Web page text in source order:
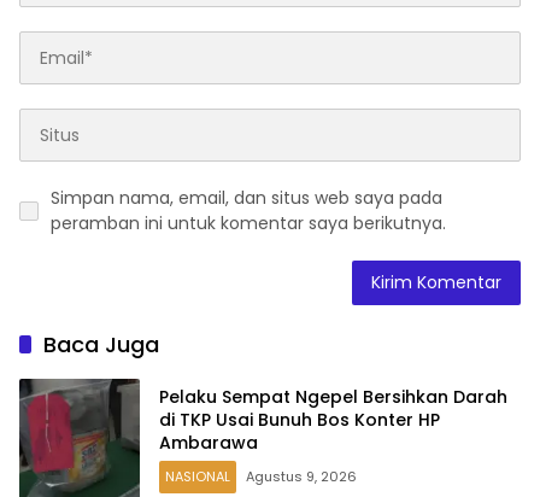
Simpan nama, email, dan situs web saya pada
peramban ini untuk komentar saya berikutnya.
Baca Juga
Pelaku Sempat Ngepel Bersihkan Darah
di TKP Usai Bunuh Bos Konter HP
Ambarawa
NASIONAL Agustus 9, 2026